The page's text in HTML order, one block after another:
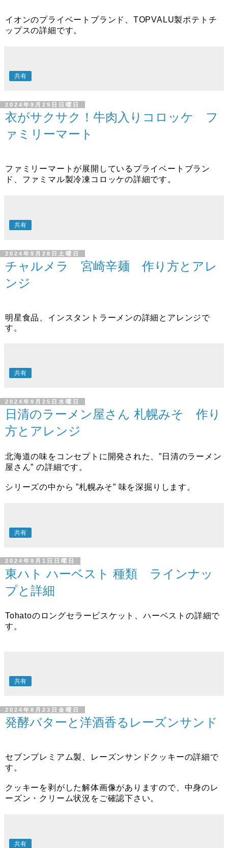
イオンのプライベートブランド、TOPVALU製ポテトチ
ップスの詳細です。
共有
2024年9月29日日曜日
衣がサクサク！牛肉入りコロッケ フ
ァミリーマート
ファミリーマートが展開しているプライベートブラン
ド、ファミマル製冷凍コロッケの詳細です。
共有
2024年9月28日土曜日
チャルメラ 宮崎辛麺 作り方とアレ
ンジ
明星食品、インスタントラーメンの詳細とアレンジで
す。
共有
2024年9月25日水曜日
日清のラーメン屋さん 札幌みそ 作り
方とアレンジ
北海道の味をコンセプトに開発された、”日清のラーメン
屋さん” の詳細です。
シリーズの中から ”札幌みそ” 味を深掘りします。
共有
2024年9月1日日曜日
東ハト ハーベスト 種類 ラインナッ
プと詳細
Tohatoのロングセラービスケット、ハーベストの詳細で
す。
共有
2024年8月23日金曜日
発酵バターと洋酒香るレーズンサンド
セブンプレミアム製、レーズンサンドクッキーの詳細で
す。
クッキーを剥がした解体画像がありますので、中身のレ
ーズン・クリーム状況をご確認下さい。
共有